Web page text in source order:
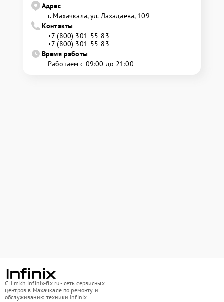
Адрес
г. Махачкала, ул. Дахадаева, 109
Контакты
+7 (800) 301-55-83
+7 (800) 301-55-83
Время работы
Работаем с 09:00 до 21:00
СЦ mkh.infinix-fix.ru - сеть сервисных
центров в Махачкале по ремонту и
обслуживанию техники Infinix